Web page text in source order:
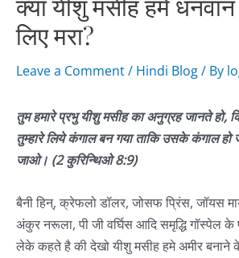
क्या यीशु मसीह हमे
लिए मरा?
Leave a Comment/ Hindi Blog/ By
तुम हमारे प्रभु यीशु मसीह का अनुग्रह जानते हो,
तुम्हारे लिये कंगाल बन गया ताकि उसके कंगाल हो
जाओ। (2कुरिन्थिओ 8:9)
बैनी हिन्, क्रेफलो डॉलर, जोसफ प्रिंस, जॉयस
अंकुर नरूला, पी जी वर्घिस आदि समृद्धि गॉस्पेल
लेके कहते है की देखो यीशु मसीह हमे अमीर बनाने